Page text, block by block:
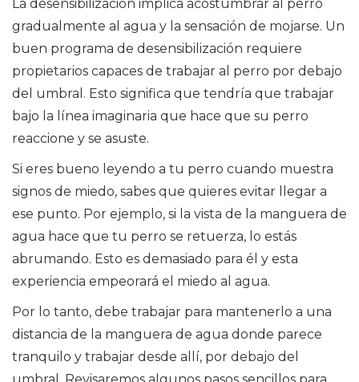
La desensibilización implica acostumbrar al perro
gradualmente al agua y la sensación de mojarse. Un
buen programa de desensibilización requiere
propietarios capaces de trabajar al perro por debajo
del umbral. Esto significa que tendría que trabajar
bajo la línea imaginaria que hace que su perro
reaccione y se asuste.
Si eres bueno leyendo a tu perro cuando muestra
signos de miedo, sabes que quieres evitar llegar a
ese punto. Por ejemplo, si la vista de la manguera de
agua hace que tu perro se retuerza, lo estás
abrumando. Esto es demasiado para él y esta
experiencia empeorará el miedo al agua.
Por lo tanto, debe trabajar para mantenerlo a una
distancia de la manguera de agua donde parece
tranquilo y trabajar desde allí, por debajo del